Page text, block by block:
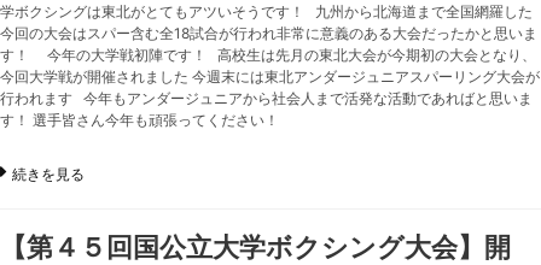
学ボクシングは東北がとてもアツいそうです！ 九州から北海道まで全国網羅した
今回の大会はスパー含む全18試合が行われ非常に意義のある大会だったかと思いま
す！ 今年の大学戦初陣です！ 高校生は先月の東北大会が今期初の大会となり、
今回大学戦が開催されました 今週末には東北アンダージュニアスパーリング大会が
行われます 今年もアンダージュニアから社会人まで活発な活動であればと思いま
す！ 選手皆さん今年も頑張ってください！
続きを見る
【第４５回国公立大学ボクシング大会】開